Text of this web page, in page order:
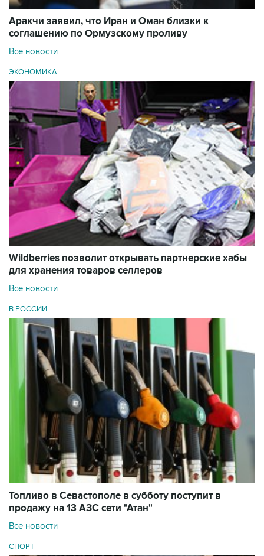
Аракчи заявил, что Иран и Оман близки к
соглашению по Ормузскому проливу
Все новости
ЭКОНОМИКА
Wildberries позволит открывать партнерские хабы
для хранения товаров селлеров
Все новости
В РОССИИ
Топливо в Севастополе в субботу поступит в
продажу на 13 АЗС сети "Атан"
Все новости
СПОРТ